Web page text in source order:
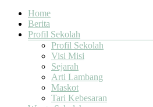
Home
Berita
Profil Sekolah
Profil Sekolah
Visi Misi
Sejarah
Arti Lambang
Maskot
Tari Kebesaran